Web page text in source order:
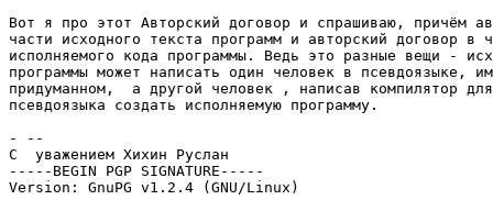
Вот я про этот Авторский договор и спрашиваю, причём
части исходного текста программ и авторский договор в
исполняемого кода программы. Ведь это разные вещи -
программы может написать один человек в псевдоязыке,
придуманном,  а другой человек , написав компилятор
псевдоязыка создать исполняемую программу.
- --
С  уважением Хихин Руслан
-----BEGIN PGP SIGNATURE-----
Version: GnuPG v1.2.4 (GNU/Linux)